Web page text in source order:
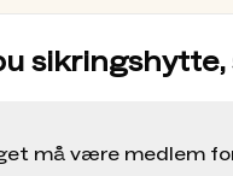
(2007) 1:50 000 og
sikringshytte,
må være medlem